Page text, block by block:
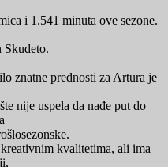
i 1.541 minuta ove sezone.
Skudeto.
znatne prednosti za Artura je
nije uspela da nađe put do
kvalitetima, ali ima